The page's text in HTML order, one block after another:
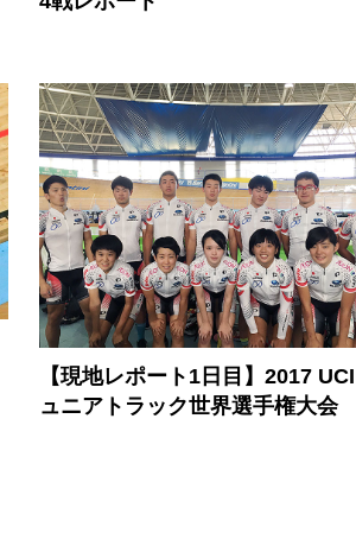
【現地レポート1日目】2017
ュニアトラック世界選手権大会